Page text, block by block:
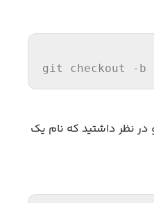
git checkout -b
نظر داشتید که نام یک